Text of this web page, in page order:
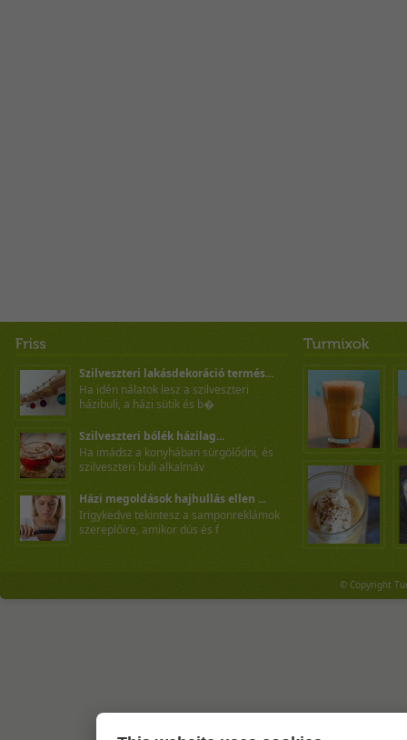
Szilveszteri lakásdekoráció termés...
Ha idén nálatok lesz a szilveszteri
házibuli, a házi sütik és b�
Szilveszteri bólék házilag...
Ha imádsz a konyhában sürgölődni, és
szilveszteri buli alkalmáv
Házi megoldások hajhullás ellen ...
Irigykedve tekintesz a samponreklámok
szereplőire, amikor dús és f
© Copyright